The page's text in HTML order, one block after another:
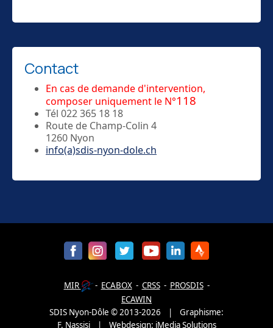
Contact
En cas de demande d'intervention,
composer uniquement le N°118
Tél 022 365 18 18
Route de Champ-Colin 4
1260 Nyon
info(a)sdis-nyon-dole.ch
MIR - ECABOX- CRSS- PROSDIS-
ECAWIN
SDIS Nyon-Dôle © 2013-2026 | Graphisme:
F. Nassisi
| Webdesign: iMedia Solutions